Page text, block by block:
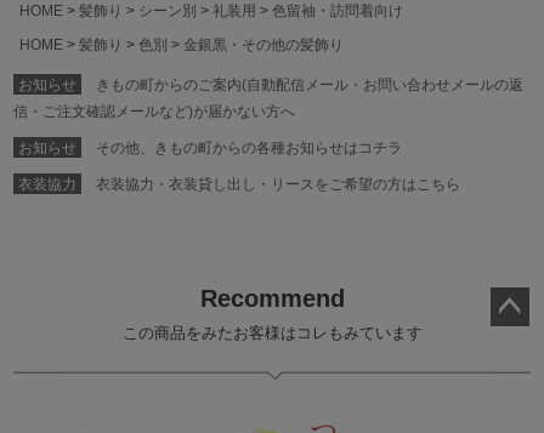
HOME
髪飾り シーン別 礼装用
色留袖・訪問着向け
HOME
髪飾り 色別 金銀黒・その他の髪飾り
お知らせ
きもの町からのご案内(自動配信メール・お問い合わせメールの返
信・ご注文確認メールなど)が届かない方へ
お知らせ その他、きもの町からの各種お知らせはコチラ
衣装協力 衣装協力・衣装貸し出し・リースをご希望の方はこちら
Recommend
この商品をみたお客様はコレもみています